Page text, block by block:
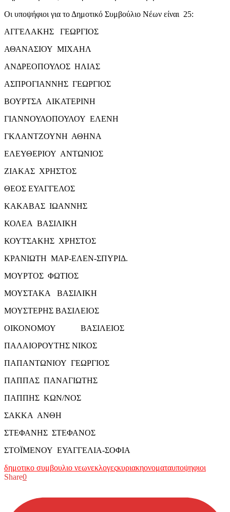
Οι υποψήφιοι για το Δημοτικό Συμβούλιο Νέων είναι 25:
ΑΓΓΕΛΑΚΗΣ ΓΕΩΡΓΙΟΣ
ΑΘΑΝΑΣΙΟΥ ΜΙΧΑΗΛ
ΑΝΔΡΕΟΠΟΥΛΟΣ ΗΛΙΑΣ
ΑΣΠΡΟΓΙΑΝΝΗΣ ΓΕΩΡΓΙΟΣ
ΒΟΥΡΤΣΑ ΑΙΚΑΤΕΡΙΝΗ
ΓΙΑΝΝΟΥΛΟΠΟΥΛΟΥ ΕΛΕΝΗ
ΓΚΛΑΝΤΖΟΥΝΗ ΑΘΗΝΑ
ΕΛΕΥΘΕΡΙΟΥ ΑΝΤΩΝΙΟΣ
ΖΙΑΚΑΣ ΧΡΗΣΤΟΣ
ΘΕΟΣ ΕΥΑΓΓΕΛΟΣ
ΚΑΚΑΒΑΣ ΙΩΑΝΝΗΣ
ΚΟΛΕΑ ΒΑΣΙΛΙΚΗ
ΚΟΥΤΣΑΚΗΣ ΧΡΗΣΤΟΣ
ΚΡΑΝΙΩΤΗ ΜΑΡ-ΕΛΕΝ-ΣΠΥΡΙΔ.
ΜΟΥΡΤΟΣ ΦΩΤΙΟΣ
ΜΟΥΣΤΑΚΑ ΒΑΣΙΛΙΚΗ
ΜΟΥΣΤΕΡΗΣ ΒΑΣΙΛΕΙΟΣ
ΟΙΚΟΝΟΜΟΥ ΒΑΣΙΛΕΙΟΣ
ΠΑΛΑΙΟΡΟΥΤΗΣ ΝΙΚΟΣ
ΠΑΠΑΝΤΩΝΙΟΥ ΓΕΩΡΓΙΟΣ
ΠΑΠΠΑΣ ΠΑΝΑΓΙΩΤΗΣ
ΠΑΠΠΗΣ ΚΩΝ/ΝΟΣ
ΣΑΚΚΑ ΑΝΘΗ
ΣΤΕΦΑΝΗΣ ΣΤΕΦΑΝΟΣ
ΣΤΟΪΜΕΝΟΥ ΕΥΑΓΓΕΛΙΑ-ΣΟΦΙΑ
δημοτικο συμβουλιο νεωνεκλογεςκυριακηονοματαυποψηφιοι
Share0